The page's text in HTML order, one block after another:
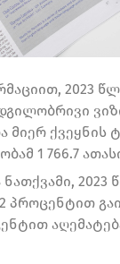
2023
მიერ ქვეყნის
1 766.7
2023
პროცენტით